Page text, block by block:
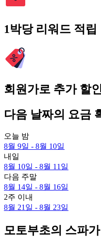
1박당 리워드 적립
회원가로 추가 할
다음 날짜의 요금
오늘 밤
8월 9일 - 8월 10일
내일
8월 10일 - 8월 11일
다음 주말
8월 14일 - 8월 16일
2주 이내
8월 21일 - 8월 23일
모토부초의 스파